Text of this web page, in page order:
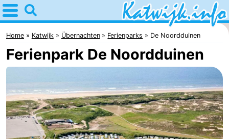
Home
Katwijk
Tipps
kindern
Übernachten
Appartements
Home Katwijk Übernachten Ferienparks De Noordduinen
Ferienpark De Noordduinen